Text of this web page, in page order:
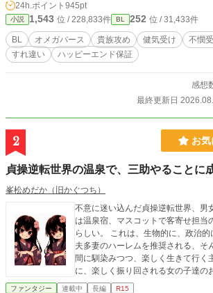
る。 誰かに求められること、居場所
を抱えるイリヤはやがて、レヴィア
くが……。 ------ ムーンライト
24h.ポイント 945pt
小説 1,543 位 / 228,833件 BL 252 位 / 31,433件
BL オメガバース 貴族攻め 健気受け 不憫
すれ違い
ハッピーエンド保証
感想
最終更新日
2 お
貞操逆転世界の温泉で、三助やることに
峯松めだか（旧かぐつち）
不意に迷い込んだ貞操逆転世界、男
は温泉宿、マスコットで客寄せ担当
らしい。 これは、生物的に、政治的に、社会的に、全力で一
夫多妻のハーレムを推奨される、そ
間に馴染みつつ、楽しく生きて行く
に、楽しく振り回される女の子達の
ファンタジー 連載中 長編 R15